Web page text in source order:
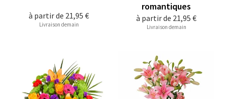
à partir de 21,95 €
Livraison demain
à partir de 21,95 €
romantiques
Livraison demain